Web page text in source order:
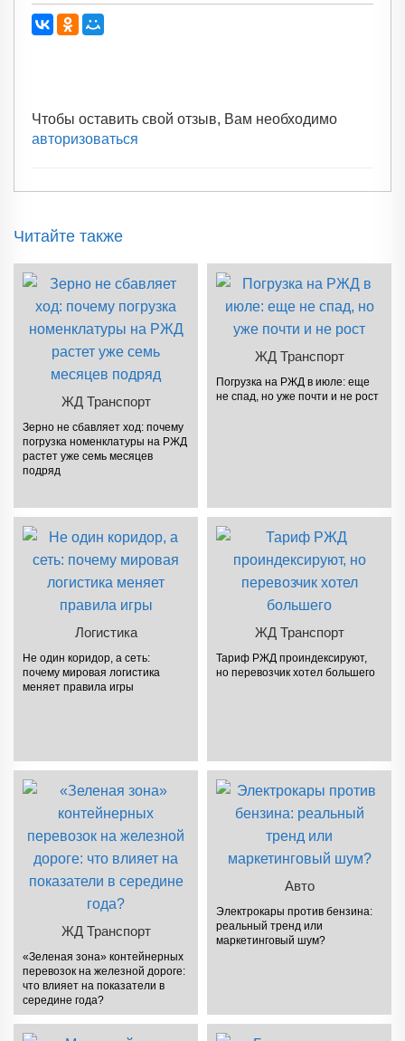
Чтобы оставить свой отзыв, Вам необходимо
авторизоваться
Читайте также
ЖД Транспорт
Зерно не сбавляет ход: почему
погрузка номенклатуры на РЖД
растет уже семь месяцев
подряд
ЖД Транспорт
Погрузка на РЖД в июле: еще
не спад, но уже почти и не рост
Логистика
Не один коридор, а сеть:
почему мировая логистика
меняет правила игры
ЖД Транспорт
Тариф РЖД проиндексируют,
но перевозчик хотел большего
ЖД Транспорт
«Зеленая зона» контейнерных
перевозок на железной дороге:
что влияет на показатели в
середине года?
Авто
Электрокары против бензина:
реальный тренд или
маркетинговый шум?